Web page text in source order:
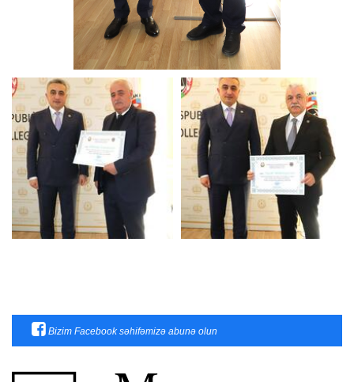
Bizim Facebook səhifəmizə abunə olun